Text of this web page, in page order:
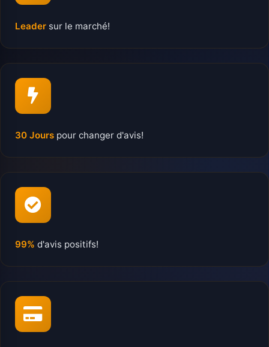
Leader sur le marché!
30 Jours pour changer d'avis!
99% d'avis positifs!